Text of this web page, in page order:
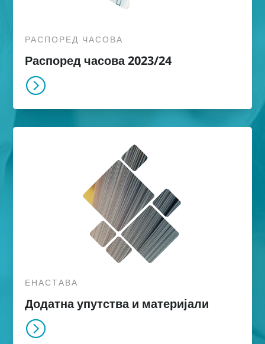
=
РАСПОРЕД ЧАСОВА
Распоред часова 2023/24
=
ЕНАСТАВА
Додатна упутства и материјали